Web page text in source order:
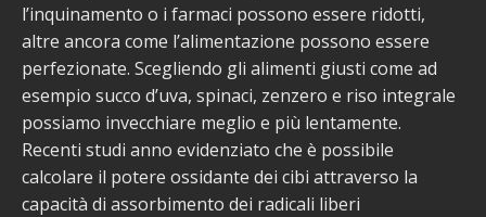
l’inquinamento o i farmaci possono essere ridotti,
altre ancora come l’alimentazione possono essere
perfezionate. Scegliendo gli alimenti giusti come ad
esempio succo d’uva, spinaci, zenzero e riso integrale
possiamo invecchiare meglio e più lentamente.
Recenti studi anno evidenziato che è possibile
calcolare il potere ossidante dei cibi attraverso la
capacità di assorbimento dei radicali liberi